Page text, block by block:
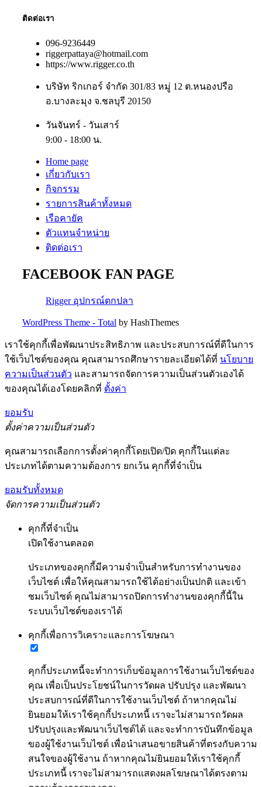
ติดต่อเรา
096-9236449
riggerpattaya@hotmail.com
https://www.rigger.co.th
บริษัท ริกเกอร์ จำกัด 301/83 หมู่ 12 ต.หนองปรือ
อ.บางละมุง จ.ชลบุรี 20150
วันจันทร์ - วันเสาร์
9:00 - 18:00 น.
Home page
เกี่ยวกับเรา
กิจกรรม
รายการสินค้าทั้งหมด
เรือคายัค
ตัวแทนจำหน่าย
ติดต่อเรา
FACEBOOK FAN PAGE
Rigger อุปกรณ์ตกปลา
WordPress Theme - Total by HashThemes
เราใช้คุกกี้เพื่อพัฒนาประสิทธิภาพ และประสบการณ์ที่ดีในการ
ใช้เว็บไซต์ของคุณ คุณสามารถศึกษารายละเอียดได้ที่ นโยบาย
ความเป็นส่วนตัว และสามารถจัดการความเป็นส่วนตัวเองได้
ของคุณได้เองโดยคลิกที่ ตั้งค่า
ยอมรับ
ตั้งค่าความเป็นส่วนตัว
คุณสามารถเลือกการตั้งค่าคุกกี้โดยเปิด/ปิด คุกกี้ในแต่ละ
ประเภทได้ตามความต้องการ ยกเว้น คุกกี้ที่จำเป็น
ยอมรับทั้งหมด
จัดการความเป็นส่วนตัว
คุกกี้ที่จำเป็น
เปิดใช้งานตลอด
ประเภทของคุกกี้มีความจำเป็นสำหรับการทำงานของ
เว็บไซต์ เพื่อให้คุณสามารถใช้ได้อย่างเป็นปกติ และเข้า
ชมเว็บไซต์ คุณไม่สามารถปิดการทำงานของคุกกี้นี้ใน
ระบบเว็บไซต์ของเราได้
คุกกี้เพื่อการวิเคราะและการโฆษณา
คุกกี้ประเภทนี้จะทำการเก็บข้อมูลการใช้งานเว็บไซต์ของ
คุณ เพื่อเป็นประโยชน์ในการวัดผล ปรับปรุง และพัฒนา
ประสบการณ์ที่ดีในการใช้งานเว็บไซต์ ถ้าหากคุณไม่
ยินยอมให้เราใช้คุกกี้ประเภทนี้ เราจะไม่สามารถวัดผล
ปรับปรุงและพัฒนาเว็บไซต์ได้ และจะทำการบันทึกข้อมูล
ของผู้ใช้งานเว็บไซต์ เพื่อนำเสนอขายสินค้าที่ตรงกับความ
สนใจของผู้ใช้งาน ถ้าหากคุณไม่ยินยอมให้เราใช้คุกกี้
ประเภทนี้ เราจะไม่สามารถแสดงผลโฆษณาได้ตรงตาม